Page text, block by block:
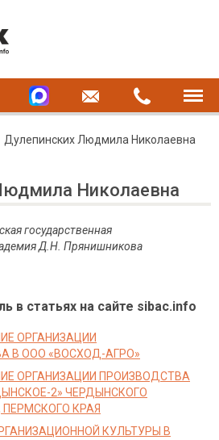
Дулепинских Людмила Николаевна
Николаевна
государственная
Д.Н. Прянишникова
в статьях на сайте sibac.info
ОРГАНИЗАЦИИ
В ООО «ВОСХОД-АГРО»
ОРГАНИЗАЦИИ ПРОИЗВОДСТВА
2» ЧЕРДЫНСКОГО
КРАЯ
КУЛЬТУРЫ В